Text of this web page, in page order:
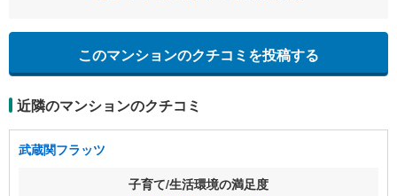
このマンションのクチコミを投稿する
近隣のマンションのクチコミ
武蔵関フラッツ
子育て/生活環境の満足度